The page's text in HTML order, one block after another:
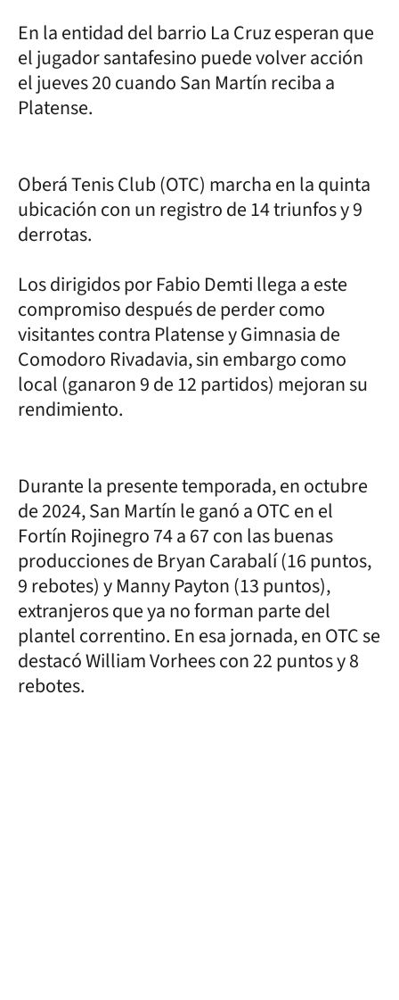
En la entidad del barrio La Cruz esperan que
el jugador santafesino puede volver acción
el jueves 20 cuando San Martín reciba a
Platense.
Oberá Tenis Club (OTC) marcha en la quinta
ubicación con un registro de 14 triunfos y 9
derrotas.
Los dirigidos por Fabio Demti llega a este
compromiso después de perder como
visitantes contra Platense y Gimnasia de
Comodoro Rivadavia, sin embargo como
local (ganaron 9 de 12 partidos) mejoran su
rendimiento.
Durante la presente temporada, en octubre
de 2024, San Martín le ganó a OTC en el
Fortín Rojinegro 74 a 67 con las buenas
producciones de Bryan Carabalí (16 puntos,
9 rebotes) y Manny Payton (13 puntos),
extranjeros que ya no forman parte del
plantel correntino. En esa jornada, en OTC se
destacó William Vorhees con 22 puntos y 8
rebotes.